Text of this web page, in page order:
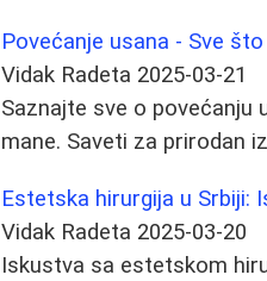
Povećanje usana - Sve
Vidak Radeta 2025-03-21
Saznajte sve o
mane. Saveti za prirodan
Estetska hirurgija u Srbiji:
Vidak Radeta 2025-03-20
Iskustva sa estetskom